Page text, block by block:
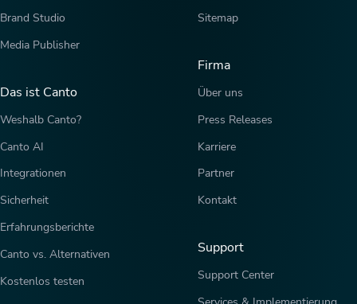
Brand Studio
Media Publisher
Das ist Canto
Weshalb Canto?
Canto AI
Integrationen
Sicherheit
Erfahrungsberichte
Canto vs. Alternativen
Kostenlos testen
Sitemap
Firma
Über uns
Press Releases
Karriere
Partner
Kontakt
Support
Support Center